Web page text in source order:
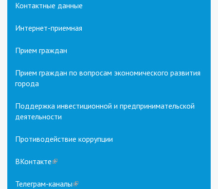
Контактные данные
Интернет-приемная
Прием граждан
Прием граждан по вопросам экономического развития
города
Поддержка инвестиционной и предпринимательской
деятельности
Противодействие коррупции
ВКонтакте(link
external)
Телеграм-каналы(link